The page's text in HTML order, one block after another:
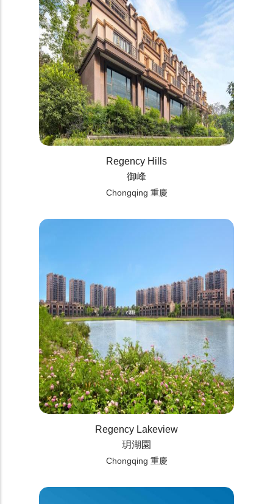
Regency Hills
御峰
Chongqing 重慶
Regency Lakeview
玥湖園
Chongqing 重慶